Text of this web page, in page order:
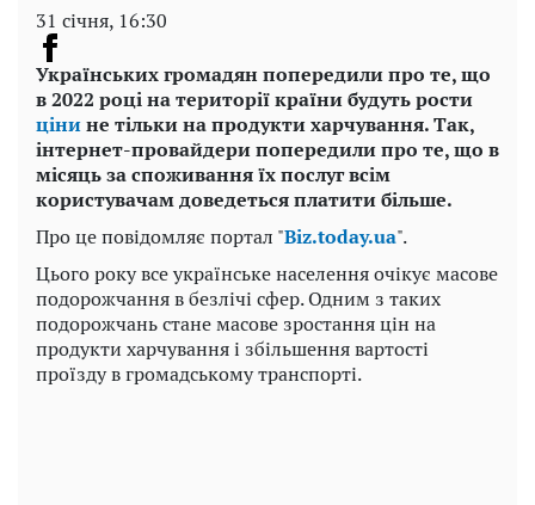
31 січня, 16:30
Українських громадян попередили про те, що
в 2022 році на території країни будуть рости
цінине тільки на продукти харчування. Так,
інтернет-провайдери попередили про те, що в
місяць за споживання їх послуг всім
користувачам доведеться платити більше.
Про це повідомляє портал "Biz.today.ua".
Цього року все українське населення очікує масове
подорожчання в безлічі сфер. Одним з таких
подорожчань стане масове зростання цін на
продукти харчування і збільшення вартості
проїзду в громадському транспорті.